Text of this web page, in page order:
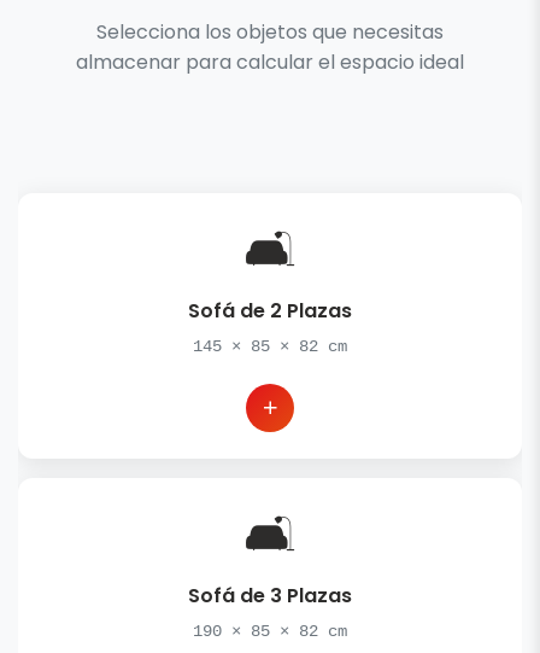
Selecciona los objetos que necesitas
almacenar para calcular el espacio ideal
🛋️
Sofá de 2 Plazas
145 × 85 × 82 cm
🛋️
Sofá de 3 Plazas
190 × 85 × 82 cm